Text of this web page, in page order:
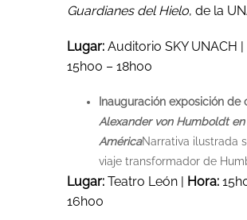
Guardianes del Hielo, de la
Lugar: Auditorio SKY UNACH |
15h00 – 18h00
Inauguración exposición de
Alexander von Humboldt en
AméricaNarrativa ilustrada
viaje transformador de
Lugar: Teatro León | Hora:
16h00